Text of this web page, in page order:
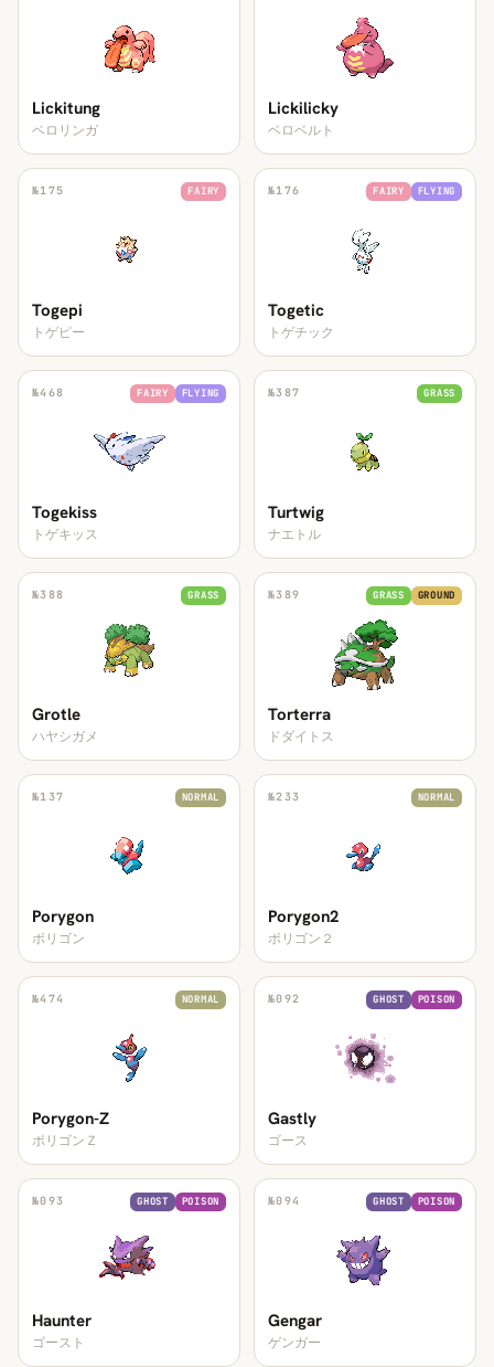
Lickitung
ベロリンガ
Lickilicky
ベロベルト
№175 FAIRY
Togepi
トゲピー
№176 FAIRY FLYING
Togetic
トゲチック
№468 FAIRY FLYING
Togekiss
トゲキッス
№387 GRASS
Turtwig
ナエトル
№388 GRASS
Grotle
ハヤシガメ
№389 GRASS GROUND
Torterra
ドダイトス
№137 NORMAL
Porygon
ポリゴン
№233 NORMAL
Porygon2
ポリゴン２
№474 NORMAL
Porygon-Z
ポリゴンＺ
№092 GHOST POISON
Gastly
ゴース
№093 GHOST POISON
Haunter
ゴースト
№094 GHOST POISON
Gengar
ゲンガー